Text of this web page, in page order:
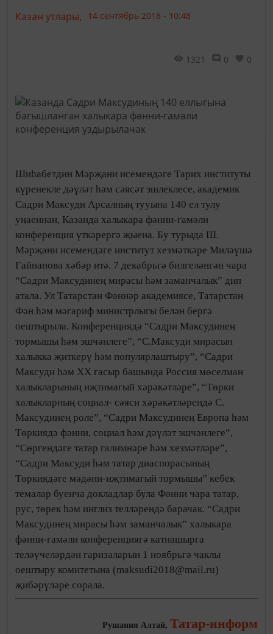
Казан утлары, 14 сентябрь 2018 - 10:48
1321 0 0
Шиһабетдин Мәрҗани исемендәге Тарих институты
күренекле дәүләт һәм сәясәт эшлеклесе, академик
Садри Максуди Арсалның тууына 140 ел тулу
уңаеннан, Казанда халыкара фәнни-гамәли
конференция үткәрергә җыена. Бу турыда Ш.
Мәрҗани исемендәге институт хезмәткәре Миләүшә
Гайнанова хәбәр итә. 7 декабрьгә билгеләнгән чара
“Садри Максудинең мирасы һәм заманчалык” дип
атала. Ул Татарстан Фәннәр академиясе, Татарстан
Фән һәм мәгариф министрлыгы белән бергә
оештырыла. Конференциядә “Садри Максудинең
тормышы һәм эшчәнлеге”, “С.Максуди мирасын
халыкка җиткерү һәм популярлаштыру”, “Садри
Максуди һәм XX гасыр башында Россия мөселман
халыкларының иҗтимагый хәрәкәтләре”, “Төрки
халыкларның социал- сәяси хәрәкәтләрендә С.
Максудинең роле”, “Садри Максудинең Европа һәм
Төркиядә фәнни, социал һәм дәүләт эшчәнлеге”,
“Сөргендәге татар галимнәре һәм хезмәтләре”,
“Садри Максуди һәм татар диаспорасының
Төркиядәге мәдәни-иҗтимагый тормышы” кебек
темалар буенча докладлар була Фәнни чара татар,
рус, төрек һәм инглиз телләрендә барачак. “Садри
Максудинең мирасы һәм заманчалык” халыкара
фәнни-гамәли конференциягә катнашырга
теләүчеләрдән гаризаларын 1 ноябрьгә чаклы
оештыру комитетына (maksudi2018@mail.ru)
җибәрүләре сорала.
Рушания Алтай, Татар-информ